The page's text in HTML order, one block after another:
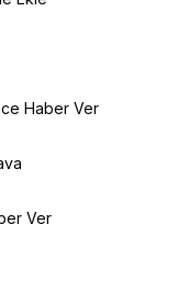
Haber Ver
Ver